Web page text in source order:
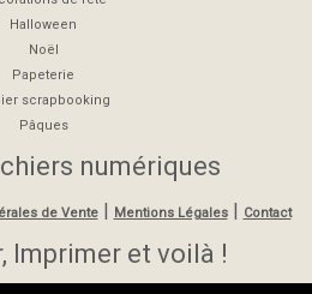
Halloween
Noël
Papeterie
scrapbooking
Pâques
numériques
de Vente| Mentions Légales Contact
Imprimer et voilà !